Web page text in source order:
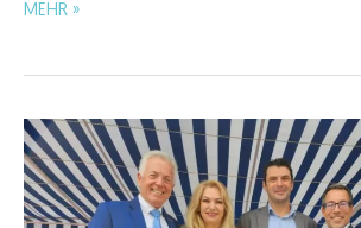
VP-
EU-
Förderungen
für
Terminal
MEHR »